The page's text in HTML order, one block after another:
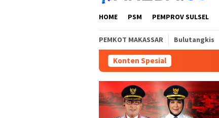
HOME PSM PEMPROV SULSEL
PEMKOT MAKASSAR Bulutangkis
Konten Spesial